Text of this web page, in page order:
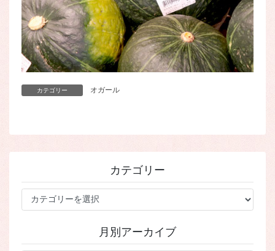
カテゴリー オガール
カテゴリー
ー
月別アーカイブ